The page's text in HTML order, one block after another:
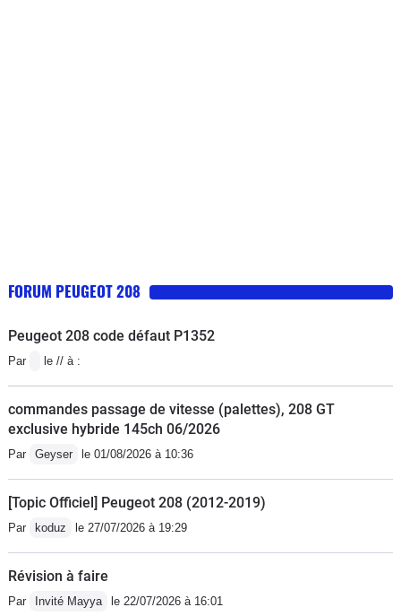
FORUM PEUGEOT 208
Peugeot 208 code défaut P1352
Par le // à :
commandes passage de vitesse (palettes), 208 GT
exclusive hybride 145ch 06/2026
Par Geyser le 01/08/2026 à 10:36
[Topic Officiel] Peugeot 208 (2012-2019)
Par koduz le 27/07/2026 à 19:29
Révision à faire
Par Invité Mayya le 22/07/2026 à 16:01